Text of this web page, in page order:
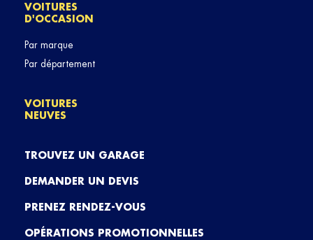
VOITURES
D'OCCASION
Par marque
Par département
VOITURES
NEUVES
TROUVEZ UN GARAGE
DEMANDER UN DEVIS
PRENEZ RENDEZ-VOUS
OPÉRATIONS PROMOTIONNELLES